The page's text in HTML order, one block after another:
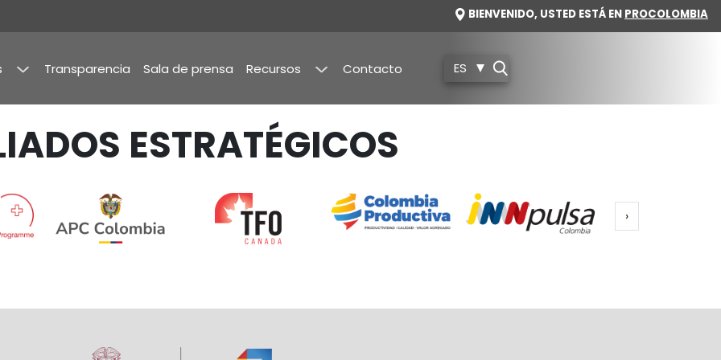
IMAGE
BIENVENIDO, USTED ESTÁ EN PROCOLOMBIA
Transparencia Sala de prensa Recursos
Publicaciones
y
Estudios
de
Memorias
Contacto ES
ESTRATÉGICOS
Siguiente
›